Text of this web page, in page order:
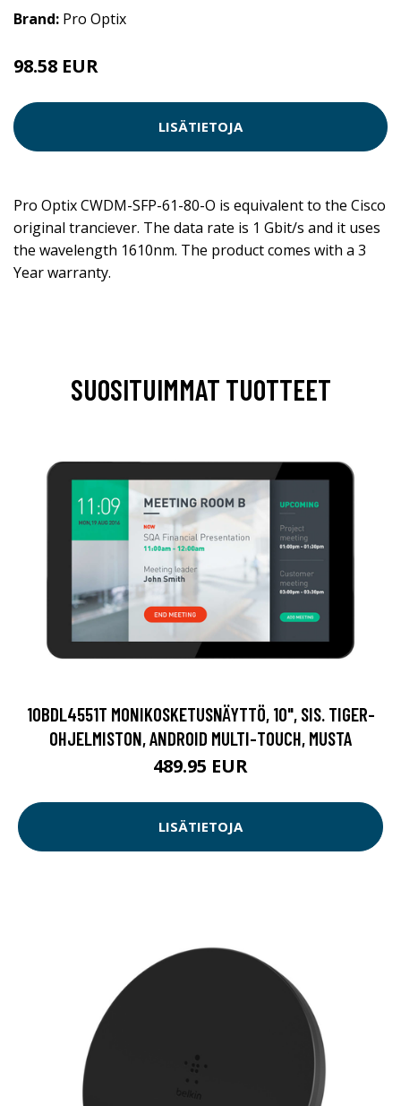
Brand: Pro Optix
98.58 EUR
LISÄTIETOJA
Pro Optix CWDM-SFP-61-80-O is equivalent to the Cisco
original tranciever. The data rate is 1 Gbit/s and it uses
the wavelength 1610nm. The product comes with a 3
Year warranty.
SUOSITUIMMAT TUOTTEET
10BDL4551T MONIKOSKETUSNÄYTTÖ, 10", SIS. TIGER-
OHJELMISTON, ANDROID MULTI-TOUCH, MUSTA
489.95 EUR
LISÄTIETOJA